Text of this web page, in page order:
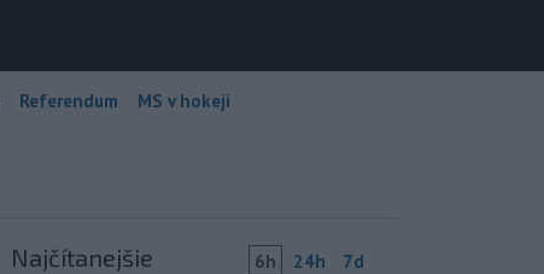
Referendum MS v hokeji
Najčítanejšie 6h 24h 7d